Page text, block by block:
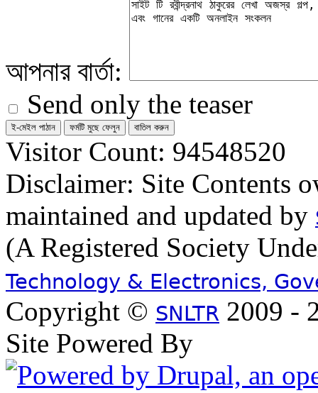
আপনার বার্তা:
Send only the teaser
Visitor Count: 94548520
Disclaimer: Site Contents
maintained and updated by
(A Registered Society
Technology & Electronics,
Copyright © SNLTR 2009 -
Site Powered By